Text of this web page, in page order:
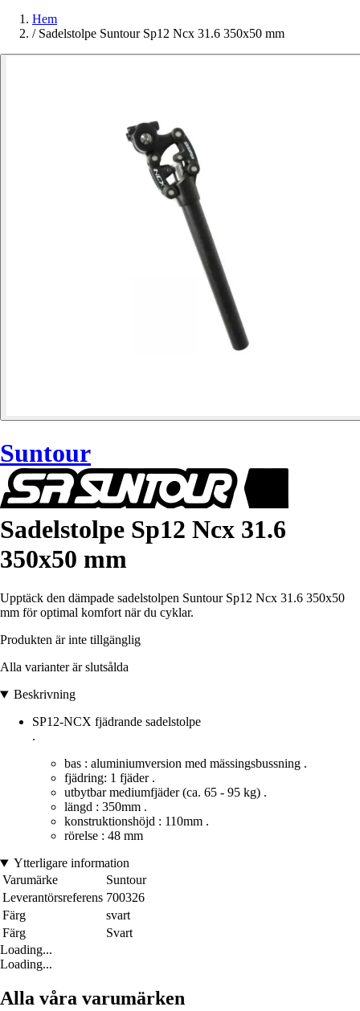
Hem
/ Sadelstolpe Suntour Sp12 Ncx 31.6 350x50 mm
Suntour
Sadelstolpe Sp12 Ncx 31.6
350x50 mm
Upptäck den dämpade sadelstolpen Suntour Sp12 Ncx 31.6 350x50
mm för optimal komfort när du cyklar.
Produkten är inte tillgänglig
Alla varianter är slutsålda
Beskrivning
SP12-NCX fjädrande sadelstolpe
.
bas : aluminiumversion med mässingsbussning .
fjädring: 1 fjäder .
utbytbar mediumfjäder (ca. 65 - 95 kg) .
längd : 350mm .
konstruktionshöjd : 110mm .
rörelse : 48 mm
Ytterligare information
Varumärke
Suntour
Leverantörsreferens 700326
Färg
svart
Färg
Svart
Loading...
Loading...
Alla våra varumärken